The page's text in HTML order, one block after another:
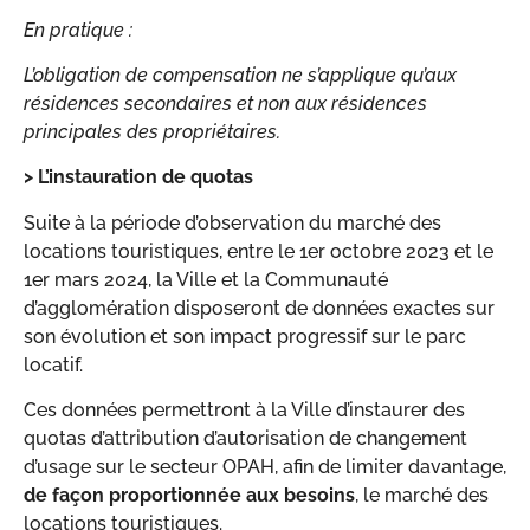
En pratique :
L’obligation de compensation ne s’applique qu’aux
résidences secondaires et non aux résidences
principales des propriétaires.
> L’instauration de quotas
Suite à la période d’observation du marché des
locations touristiques, entre le 1er octobre 2023 et le
1er mars 2024, la Ville et la Communauté
d’agglomération disposeront de données exactes sur
son évolution et son impact progressif sur le parc
locatif.
Ces données permettront à la Ville d’instaurer des
quotas d’attribution d’autorisation de changement
d’usage sur le secteur OPAH, afin de limiter davantage,
de façon proportionnée aux besoins, le marché des
locations touristiques.